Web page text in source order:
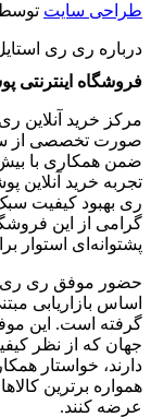
طراحی سایت
درباره ری ری
فروشگاه اینترنتی
مرکز خرید آنلاین
تجربه خرید آنلاین
ری بهبود کیفیت
گرامی از این
پشتوانه‌ای استوار
حضور موفق ری ری
اساس بازاریابی
گرفته است. این
جهان که از نظر
دارند، خواستار
همواره برترین
عرضه کنند.